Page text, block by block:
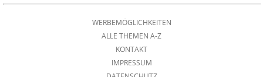
WERBEMÖGLICHKEITEN
ALLE THEMEN A-Z
KONTAKT
IMPRESSUM